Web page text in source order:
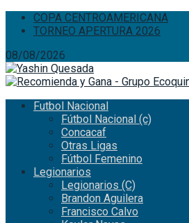
COPA CENTROAMERICANA
TORNEO APERTURA 2026
08/08/2026
Futbol Nacional
Fútbol Nacional (c)
Concacaf
Otras Ligas
Fútbol Femenino
Legionarios
Legionarios (C)
Brandon Aguilera
Francisco Calvo